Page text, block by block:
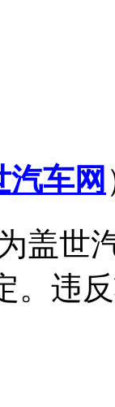
汽车网
盖世
。违